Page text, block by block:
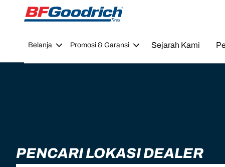
Go to page content
Go to page navigation
Belanja Promosi & Garansi Sejarah Kami
PENCARI LOKASI DEALER